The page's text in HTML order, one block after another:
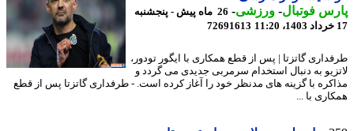
فوتبال-ورزشی-
26 ماه پیش - پنجشنبه
72691613
گاتزتا | پس از قطع همکاری با ایگور تودور،
به دنبال استخدام سرمربی جدیدی می گردد و
با گزینه های مدنظر خود را آغاز کرده است. - طرفداری گاتزتا پس از قطع
با ...